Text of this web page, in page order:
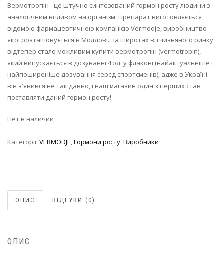
Вермотропін - це штучно синтезований гормон росту людини з
аналогічним впливом на організм. Препарат виготовляється
відомою фармацевтичною компанією Vermodje, виробництво
якої розташовується в Молдові. На широтах вітчизняного ринку
відтепер стало можливим купити вермотропін (vermotropin),
який випускається в дозуванні 4 од. у флаконі (найактуальніше і
найпоширеніше дозування серед спортсменів), адже в Україні
він з'явився не так давно, і наш магазин один з перших став
поставляти даний гормон росту!
Нет в наличии
Категорії: VERMODJE,Гормони росту,Виробники
ОПИС ВІДГУКИ (0)
ОПИС